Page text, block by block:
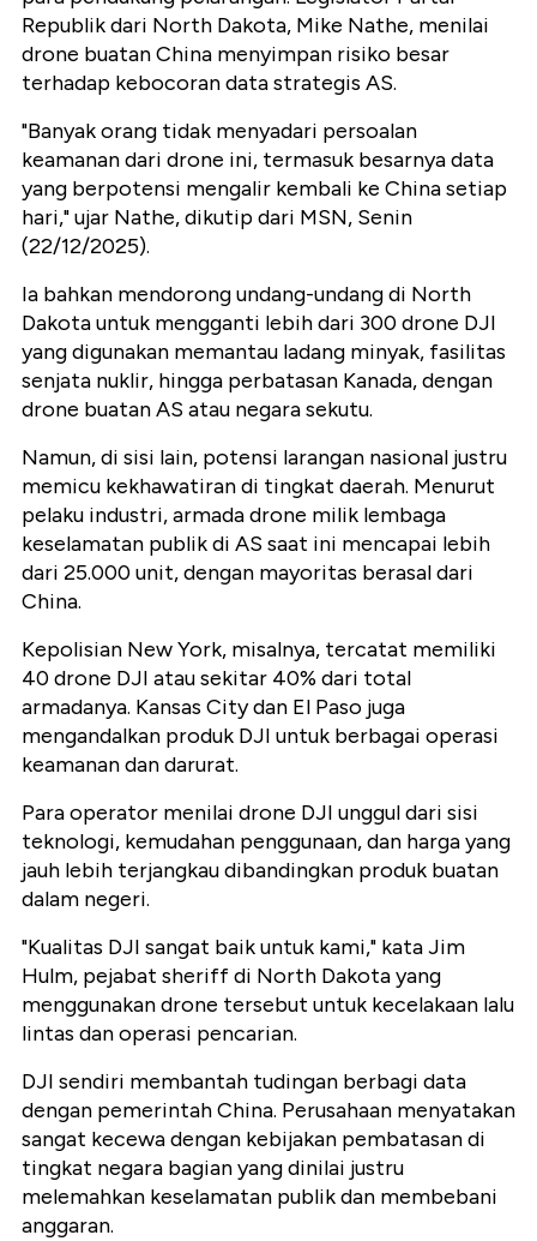
Republik dari North Dakota, Mike Nathe, menilai
drone buatan China menyimpan risiko besar
terhadap kebocoran data strategis AS.
"Banyak orang tidak menyadari persoalan
keamanan dari drone ini, termasuk besarnya data
yang berpotensi mengalir kembali ke China setiap
hari," ujar Nathe, dikutip dari MSN, Senin
(22/12/2025).
Ia bahkan mendorong undang-undang di North
Dakota untuk mengganti lebih dari 300 drone DJI
yang digunakan memantau ladang minyak, fasilitas
senjata nuklir, hingga perbatasan Kanada, dengan
drone buatan AS atau negara sekutu.
Namun, di sisi lain, potensi larangan nasional justru
memicu kekhawatiran di tingkat daerah. Menurut
pelaku industri, armada drone milik lembaga
keselamatan publik di AS saat ini mencapai lebih
dari 25.000 unit, dengan mayoritas berasal dari
China.
Kepolisian New York, misalnya, tercatat memiliki
40 drone DJI atau sekitar 40% dari total
armadanya. Kansas City dan El Paso juga
mengandalkan produk DJI untuk berbagai operasi
keamanan dan darurat.
Para operator menilai drone DJI unggul dari sisi
teknologi, kemudahan penggunaan, dan harga yang
jauh lebih terjangkau dibandingkan produk buatan
dalam negeri.
"Kualitas DJI sangat baik untuk kami," kata Jim
Hulm, pejabat sheriff di North Dakota yang
menggunakan drone tersebut untuk kecelakaan lalu
lintas dan operasi pencarian.
DJI sendiri membantah tudingan berbagi data
dengan pemerintah China. Perusahaan menyatakan
sangat kecewa dengan kebijakan pembatasan di
tingkat negara bagian yang dinilai justru
melemahkan keselamatan publik dan membebani
anggaran.